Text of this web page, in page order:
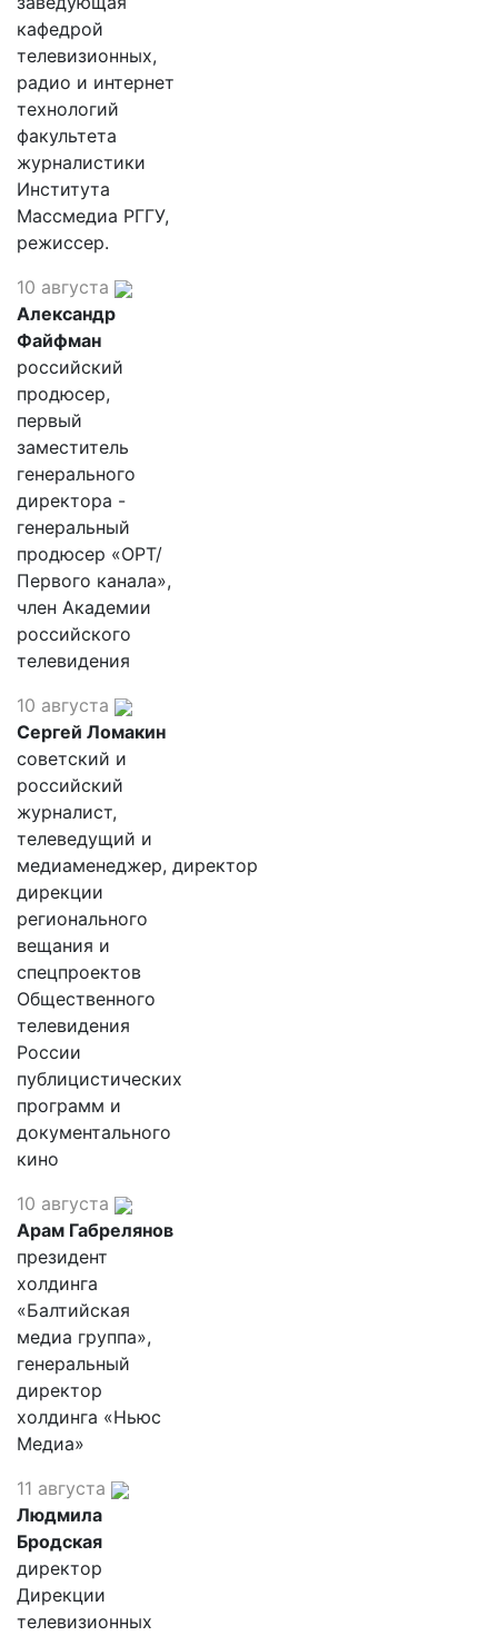
кафедрой
телевизионных,
радио и интернет
технологий
факультета
журналистики
Института
Массмедиа РГГУ,
режиссер.
10 августа
Александр
Файфман
российский
продюсер,
первый
заместитель
генерального
директора -
генеральный
продюсер «ОРТ/
Первого канала»,
член Академии
российского
телевидения
10 августа
Сергей Ломакин
советский и
российский
журналист,
телеведущий и
медиаменеджер, директор
дирекции
регионального
вещания и
спецпроектов
Общественного
телевидения
России
публицистических
программ и
документального
кино
10 августа
Арам Габрелянов
президент
холдинга
«Балтийская
медиа группа»,
генеральный
директор
холдинга «Ньюс
Медиа»
11 августа
Людмила
Бродская
директор
Дирекции
телевизионных